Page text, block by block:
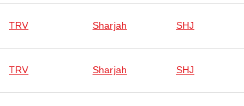
TRV Sharjah SHJ
TRV Sharjah SHJ